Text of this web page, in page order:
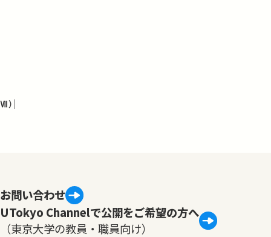
）
お問い合わせ
UTokyo Channelで公開をご希望の方へ
（東京大学の教員・職員向け）